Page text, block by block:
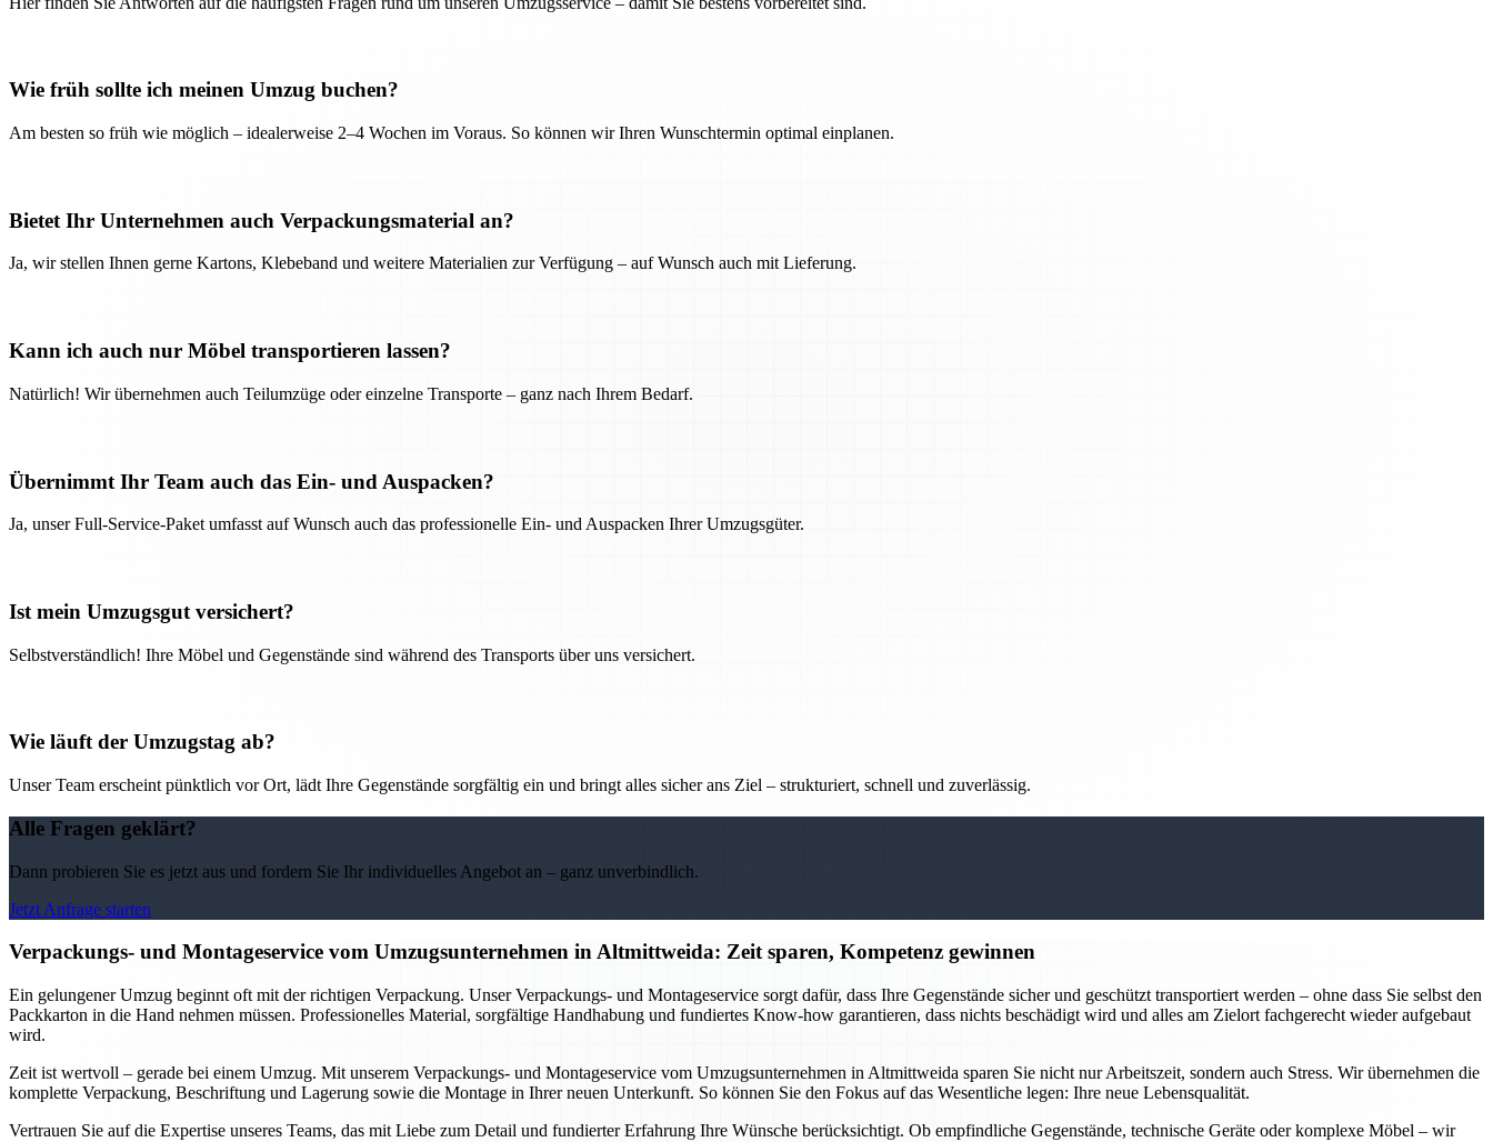
Wie früh sollte ich meinen Umzug buchen?
Am besten so früh wie möglich – idealerweise 2–4 Wochen im Voraus. So können wir Ihren Wunschtermin optimal einplanen.
Bietet Ihr Unternehmen auch Verpackungsmaterial an?
Ja, wir stellen Ihnen gerne Kartons, Klebeband und weitere Materialien zur Verfügung – auf Wunsch auch mit Lieferung.
Kann ich auch nur Möbel transportieren lassen?
Natürlich! Wir übernehmen auch Teilumzüge oder einzelne Transporte – ganz nach Ihrem Bedarf.
Übernimmt Ihr Team auch das Ein- und Auspacken?
Ja, unser Full-Service-Paket umfasst auf Wunsch auch das professionelle Ein- und Auspacken Ihrer Umzugsgüter.
Ist mein Umzugsgut versichert?
Selbstverständlich! Ihre Möbel und Gegenstände sind während des Transports über uns versichert.
Wie läuft der Umzugstag ab?
Unser Team erscheint pünktlich vor Ort, lädt Ihre Gegenstände sorgfältig ein und bringt alles sicher ans Ziel – strukturiert, schnell und zuverlässig.
Alle Fragen geklärt?
Dann probieren Sie es jetzt aus und fordern Sie Ihr individuelles Angebot an – ganz unverbindlich.
Jetzt Anfrage starten
Verpackungs- und Montageservice vom Umzugsunternehmen in Altmittweida: Zeit sparen, Kompetenz gewinnen
Ein gelungener Umzug beginnt oft mit der richtigen Verpackung. Unser Verpackungs- und Montageservice sorgt dafür, dass Ihre Gegenstände sicher und geschützt transportiert werden – ohne dass Sie selbst den
Packkarton in die Hand nehmen müssen. Professionelles Material, sorgfältige Handhabung und fundiertes Know-how garantieren, dass nichts beschädigt wird und alles am Zielort fachgerecht wieder aufgebaut
wird.
Zeit ist wertvoll – gerade bei einem Umzug. Mit unserem Verpackungs- und Montageservice vom Umzugsunternehmen in Altmittweida sparen Sie nicht nur Arbeitszeit, sondern auch Stress. Wir übernehmen die
komplette Verpackung, Beschriftung und Lagerung sowie die Montage in Ihrer neuen Unterkunft. So können Sie den Fokus auf das Wesentliche legen: Ihre neue Lebensqualität.
Vertrauen Sie auf die Expertise unseres Teams, das mit Liebe zum Detail und fundierter Erfahrung Ihre Wünsche berücksichtigt. Ob empfindliche Gegenstände, technische Geräte oder komplexe Möbel – wir